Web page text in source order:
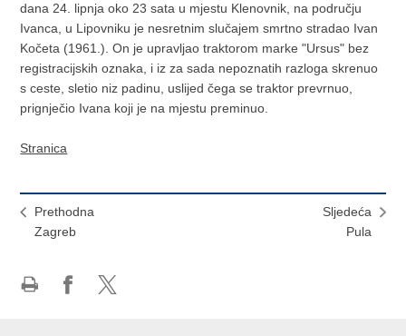
dana 24. lipnja oko 23 sata u mjestu Klenovnik, na području
Ivanca, u Lipovniku je nesretnim slučajem smrtno stradao Ivan
Kočeta (1961.). On je upravljao traktorom marke "Ursus" bez
registracijskih oznaka, i iz za sada nepoznatih razloga skrenuo
s ceste, sletio niz padinu, uslijed čega se traktor prevrnuo,
prignječio Ivana koji je na mjestu preminuo.
Stranica
Prethodna
Zagreb
Sljedeća
Pula